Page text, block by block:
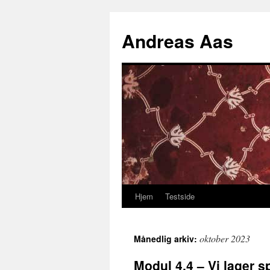
innhold
Andreas Aas
Hjem Testside
Månedlig arkiv: oktober 2023
Modul 4.4 – Vi lager